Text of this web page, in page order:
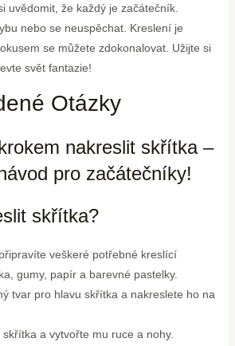
uvědomit, že každý je začátečník.
nebo se neuspěchat. Kreslení je
se můžete zdokonalovat. Užijte si
svět fantazie!
Otázky
nakreslit skřítka –
pro začátečníky!
skřítka?
veškeré potřebné kreslící
gumy, papír a barevné pastelky.
tvar pro hlavu skřítka a nakreslete ho na
a vytvořte mu ruce a nohy.